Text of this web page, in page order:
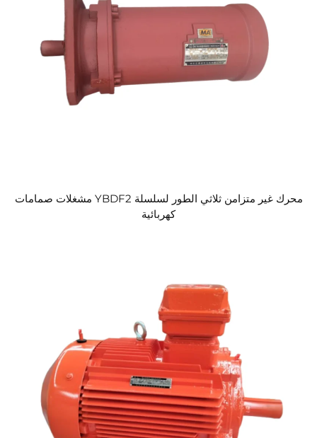
محرك غير متزامن ثلاثي الطور لسلسلة YBDF2 مشغلات صمامات
كهربائية